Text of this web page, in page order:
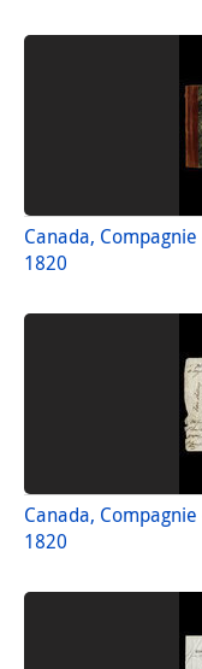
Canada,
1820
Canada,
1820